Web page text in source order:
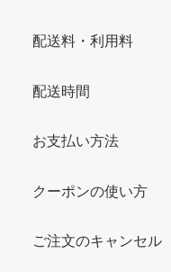
配送料・利用料
配送時間
お支払い方法
クーポンの使い方
ご注文のキャンセル